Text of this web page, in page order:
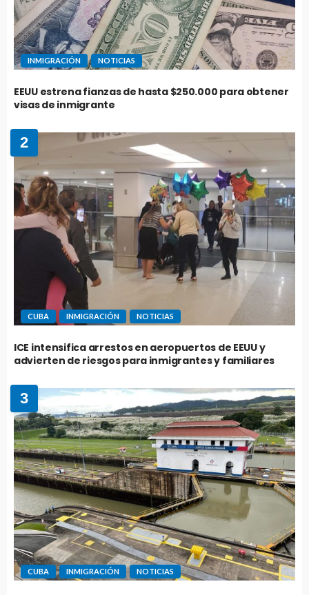
INMIGRACIÓN NOTICIAS
EEUU estrena fianzas de hasta $250.000 para obtener
visas de inmigrante
2
CUBA INMIGRACIÓN NOTICIAS
ICE intensifica arrestos en aeropuertos de EEUU y
advierten de riesgos para inmigrantes y familiares
3
CUBA INMIGRACIÓN NOTICIAS